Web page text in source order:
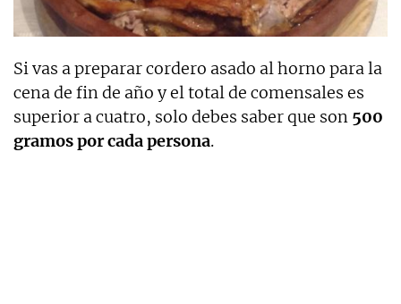
Si vas a preparar cordero asado al horno para la
cena de fin de año y el total de comensales es
superior a cuatro, solo debes saber que son 500
gramos por cada persona.